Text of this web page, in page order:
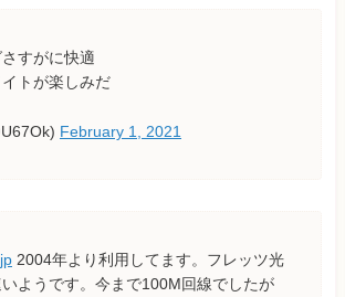
すがに快適
トが楽しみだ
February 1, 2021
2004年より利用してます。フレッツ光
ようです。今まで100M回線でしたが